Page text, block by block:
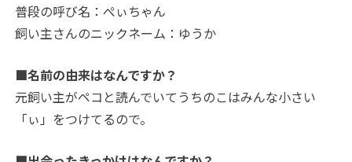
普段の呼び名：ぺぃちゃん
飼い主さんのニックネーム：ゆうか
■名前の由来はなんですか？
元飼い主がペコと読んでいてうちのこはみんな小さい
「ぃ」をつけてるので。